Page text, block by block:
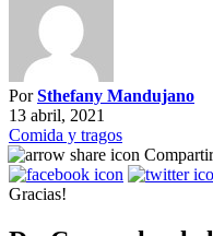
PorSthefany Mandujano
13 abril, 2021
Comida y tragos
Compartir
Gracias!